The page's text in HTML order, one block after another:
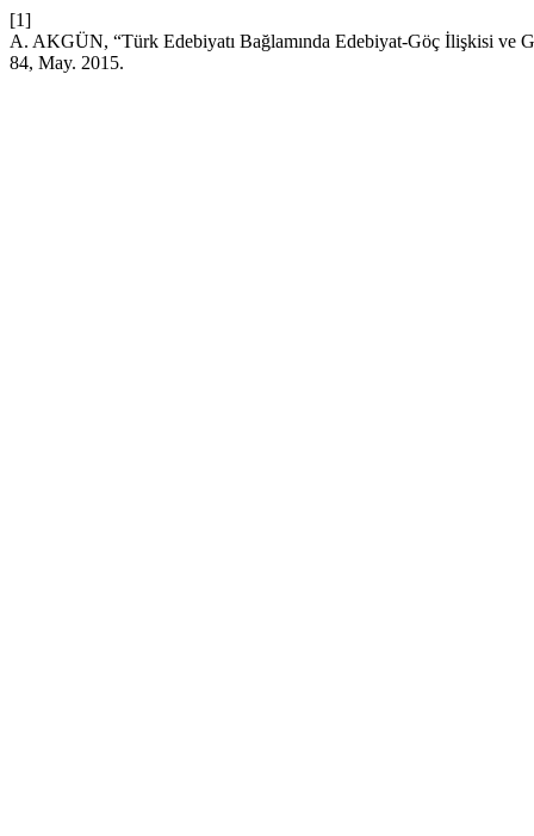
[1]
A. AKGÜN, “Türk Edebiyatı Bağlamında Edebiyat-Göç İlişkisi ve
84, May. 2015.